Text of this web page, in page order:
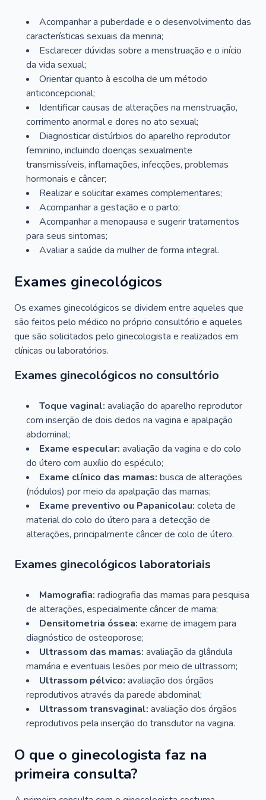
Acompanhar a puberdade e o desenvolvimento das
características sexuais da menina;
Esclarecer dúvidas sobre a menstruação e o início
da vida sexual;
Orientar quanto à escolha de um método
anticoncepcional;
Identificar causas de alterações na menstruação,
corrimento anormal e dores no ato sexual;
Diagnosticar distúrbios do aparelho reprodutor
feminino, incluindo doenças sexualmente
transmissíveis, inflamações, infecções, problemas
hormonais e câncer;
Realizar e solicitar exames complementares;
Acompanhar a gestação e o parto;
Acompanhar a menopausa e sugerir tratamentos
para seus sintomas;
Avaliar a saúde da mulher de forma integral.
Exames ginecológicos
Os exames ginecológicos se dividem entre aqueles que
são feitos pelo médico no próprio consultório e aqueles
que são solicitados pelo ginecologista e realizados em
clínicas ou laboratórios.
Exames ginecológicos no consultório
Toque vaginal: avaliação do aparelho reprodutor
com inserção de dois dedos na vagina e apalpação
abdominal;
Exame especular: avaliação da vagina e do colo
do útero com auxílio do espéculo;
Exame clínico das mamas: busca de alterações
(nódulos) por meio da apalpação das mamas;
Exame preventivo ou Papanicolau: coleta de
material do colo do útero para a detecção de
alterações, principalmente câncer de colo de útero.
Exames ginecológicos laboratoriais
Mamografia: radiografia das mamas para pesquisa
de alterações, especialmente câncer de mama;
Densitometria óssea: exame de imagem para
diagnóstico de osteoporose;
Ultrassom das mamas: avaliação da glândula
mamária e eventuais lesões por meio de ultrassom;
Ultrassom pélvico: avaliação dos órgãos
reprodutivos através da parede abdominal;
Ultrassom transvaginal: avaliação dos órgãos
reprodutivos pela inserção do transdutor na vagina.
O que o ginecologista faz na
primeira consulta?